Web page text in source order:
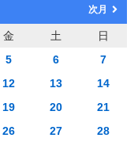
次月
金 土
日
5 6
7
12 13
14
19 20
21
26 27
28